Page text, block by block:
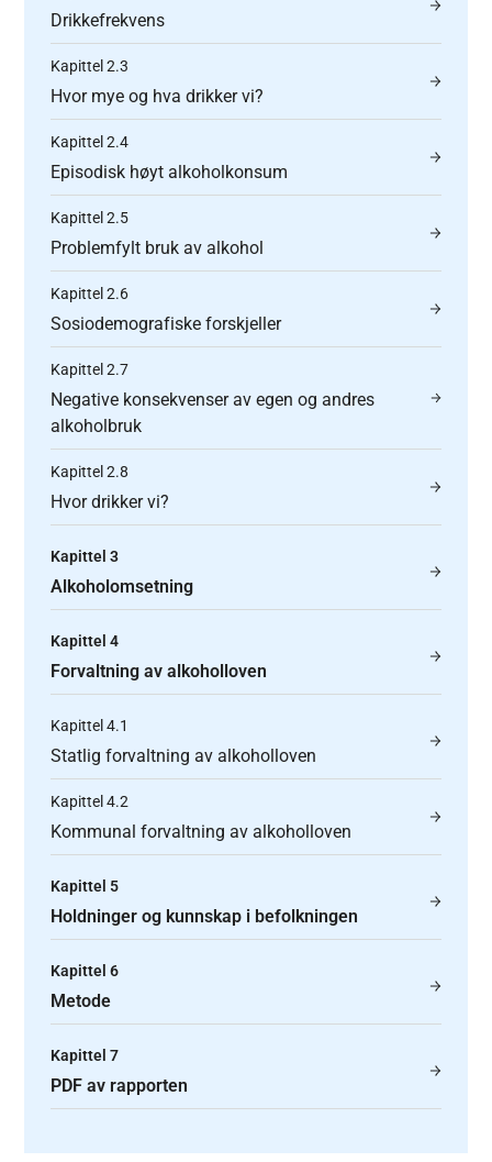
Drikkefrekvens
Kapittel 2.3
Hvor mye og hva drikker vi?
Kapittel 2.4
Episodisk høyt alkoholkonsum
Kapittel 2.5
Problemfylt bruk av alkohol
Kapittel 2.6
Sosiodemografiske forskjeller
Kapittel 2.7
Negative konsekvenser av egen og andres
alkoholbruk
Kapittel 2.8
Hvor drikker vi?
Kapittel 3
Alkoholomsetning
Kapittel 4
Forvaltning av alkoholloven
Kapittel 4.1
Statlig forvaltning av alkoholloven
Kapittel 4.2
Kommunal forvaltning av alkoholloven
Kapittel 5
Holdninger og kunnskap i befolkningen
Kapittel 6
Metode
Kapittel 7
PDF av rapporten